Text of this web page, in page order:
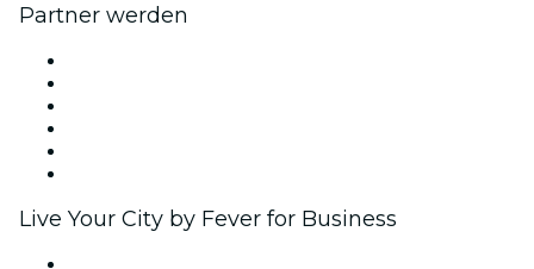
Partner werden
Live Your City by Fever for Business